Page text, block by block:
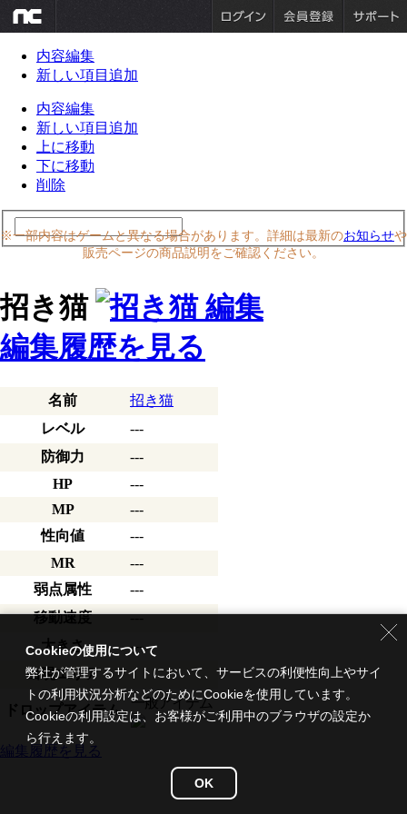
内容編集
新しい項目追加
内容編集
新しい項目追加
上に移動
下に移動
削除
※一部内容はゲームと異なる場合があります。詳細は最新のお知らせや
販売ページの商品説明をご確認ください。
招き猫
編集履歴を見る
名前
招き猫
レベル
---
防御力
---
HP
---
MP
---
性向値
---
MR
---
弱点属性
---
移動速度
---
大きさ
---
出現エリア
ドロップアイテム 一般アイテム
編集履歴を見る
Cookieの使用について
弊社が管理するサイトにおいて、サービスの利便性向上やサイ
トの利用状況分析などのためにCookieを使用しています。
Cookieの利用設定は、お客様がご利用中のブラウザの設定か
ら行えます。
OK